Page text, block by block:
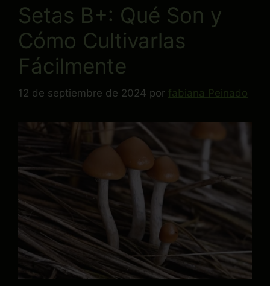
Setas B+: Qué Son y
Cómo Cultivarlas
Fácilmente
12 de septiembre de 2024 por fabiana Peinado